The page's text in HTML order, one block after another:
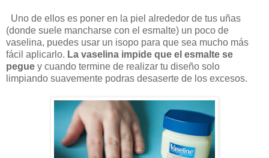
Uno de ellos es poner en la piel alrededor de tus uñas
(donde suele mancharse con el esmalte) un poco de
vaselina, puedes usar un isopo para que sea mucho más
fácil aplicarlo. La vaselina impide que el esmalte se
pegue y cuando termine de realizar tu diseño solo
limpiando suavemente podras desaserte de los excesos.